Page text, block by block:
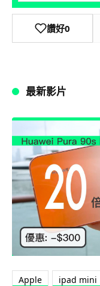
讚好0
最新影片
Apple ipad mini